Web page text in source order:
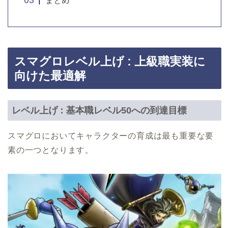
スマグロレベル上げ : 上級職実装に
向けた最適解
レベル上げ : 基本職レベル50への到達目標
スマグロにおいてキャラクターの育成は最も重要な要
素の一つとなります。